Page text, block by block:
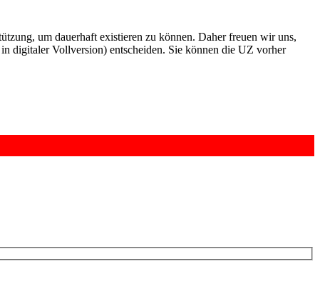
um dauerhaft existieren zu können. Daher freuen wir uns,
digitaler Vollversion) entscheiden. Sie können die UZ vorher